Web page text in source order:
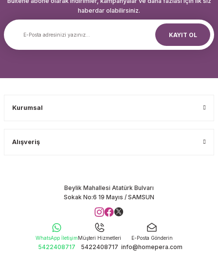
haberdar olabilirsiniz.
KAYIT OL
Kurumsal
Alışveriş
Beylik Mahallesi Atatürk Bulvarı
Sokak No:6 19 Mayıs / SAMSUN
WhatsApp İletişim
5422408717
Müşteri Hizmetleri
5422408717
E-Posta Gönderin
info@homepera.com